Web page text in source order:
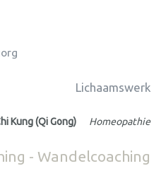
Lichaamswerk
Kung (Qi Gong) Homeopathie
- Wandelcoaching